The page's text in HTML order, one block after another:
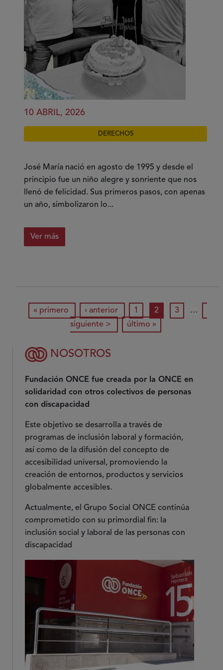
10 ABRIL, 2026
DERECHOS
José María nació en agosto de 1995 y desde el
principio fue un niño alegre y sonriente que nos
llenó de felicidad. Sus primeros pasos, con apenas
un año, simbolizaron lo...
Ver más
sobre
una
vida
especial
Paginación
primera página
« primero página anterior
‹ anterior página
1 página actual
2 página
3 …
siguiente >
última página
último »
NOSOTROS
Fundación ONCE fue creada por la ONCE en
solidaridad con otros colectivos de personas
con discapacidad
Este objetivo se desarrolla a través de
programas de inclusión laboral y formación,
así como de la difusión del concepto de
accesibilidad universal, promoviendo la
creación de entornos, productos y servicios
globalmente accesibles.
Actualmente, el Grupo Social ONCE continúa
comprometido con su primordial fin: la
inclusión social y laboral de las personas con
discapacidad